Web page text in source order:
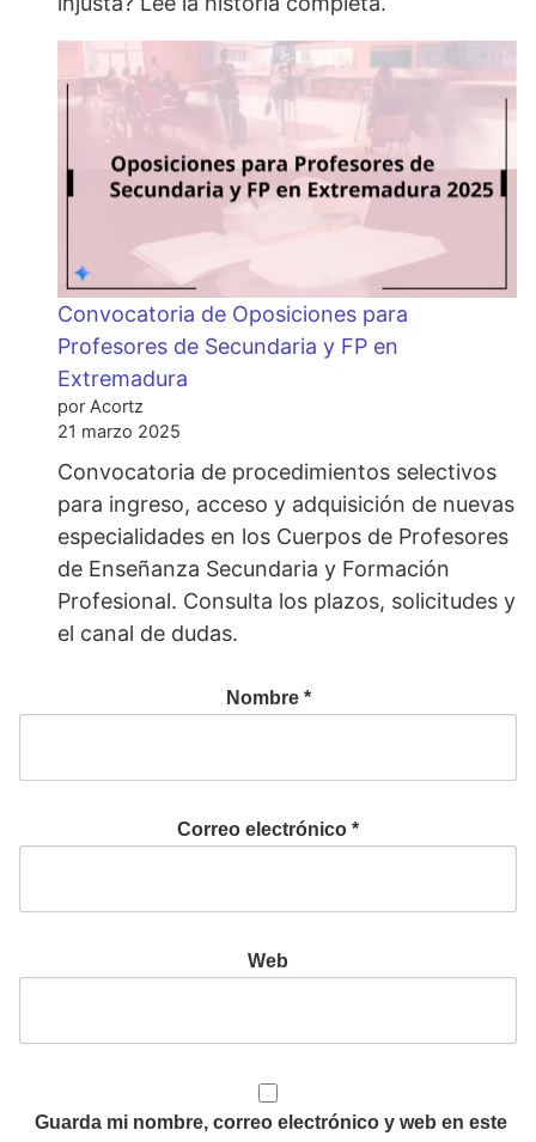
Convocatoria de Oposiciones para
Profesores de Secundaria y FP en
Extremadura
por Acortz
21 marzo 2025
Convocatoria de procedimientos selectivos
para ingreso, acceso y adquisición de nuevas
especialidades en los Cuerpos de Profesores
de Enseñanza Secundaria y Formación
Profesional. Consulta los plazos, solicitudes y
el canal de dudas.
Nombre *
Correo electrónico *
Web
Guarda mi nombre, correo electrónico y web en este